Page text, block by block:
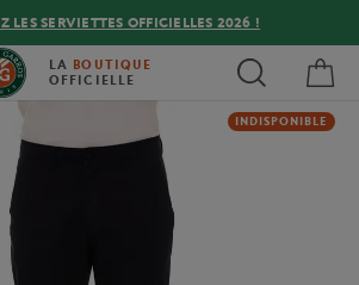
LES SERVIETTES OFFICIELLES 2026 !
LA BOUTIQUE
OFFICIELLE
INDISPONIBLE